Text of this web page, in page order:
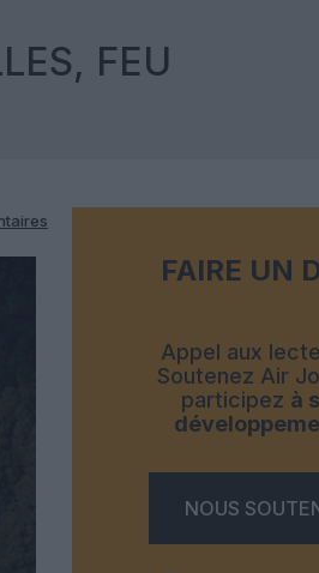
FEU
FAIRE UN
Appel aux
Soutenez Air
participez à
NOUS